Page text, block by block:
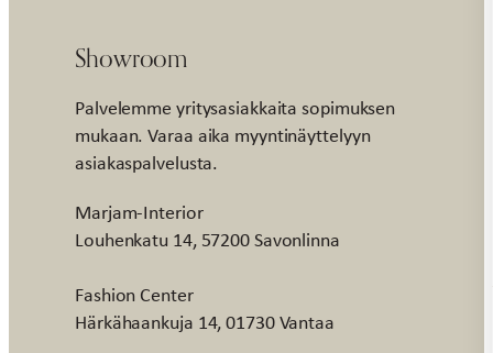
Showroom
Palvelemme yritysasiakkaita sopimuksen
mukaan. Varaa aika myyntinäyttelyyn
asiakaspalvelusta.
Marjam-Interior
Louhenkatu 14, 57200 Savonlinna
Fashion Center
Härkähaankuja 14, 01730 Vantaa